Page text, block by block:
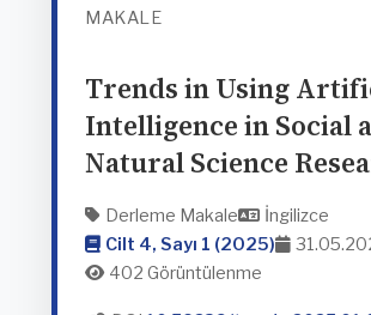
MAKALE
Trends in Using
Intelligence in Social
Natural Science
Derleme Makale
İngilizce
Cilt 4, Sayı 1 (2025)
402 Görüntülenme